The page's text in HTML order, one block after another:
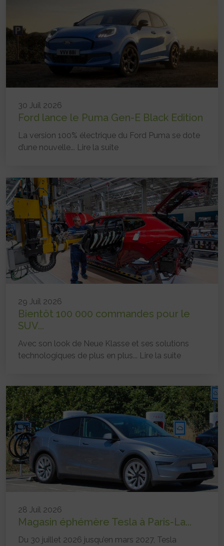
30 Juil 2026
Ford lance le Puma Gen-E Black Edition
La version 100% électrique du Ford Puma se dote
d’une nouvelle... Lire la suite
29 Juil 2026
Bientôt 100 000 commandes pour le
SUV...
Avec son look de Neue Klasse et ses solutions
technologiques de plus en plus... Lire la suite
28 Juil 2026
Magasin éphémère Tesla à Paris-La...
Du 30 juillet 2026 jusqu’en mars 2027, Tesla